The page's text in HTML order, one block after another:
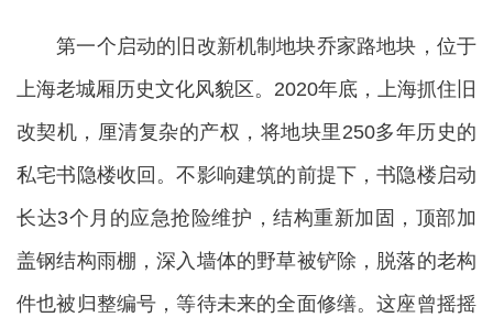
第一个启动的旧改新机制地块乔家路地块，位于
上海老城厢历史文化风貌区。2020年底，上海抓住旧
改契机，厘清复杂的产权，将地块里250多年历史的
私宅书隐楼收回。不影响建筑的前提下，书隐楼启动
长达3个月的应急抢险维护，结构重新加固，顶部加
盖钢结构雨棚，深入墙体的野草被铲除，脱落的老构
件也被归整编号，等待未来的全面修缮。这座曾摇摇